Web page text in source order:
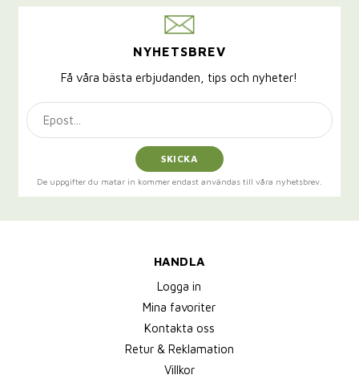
NYHETSBREV
Få våra bästa erbjudanden, tips och nyheter!
SKICKA
De uppgifter du matar in kommer endast användas till våra nyhetsbrev.
HANDLA
Logga in
Mina favoriter
Kontakta oss
Retur & Reklamation
Villkor